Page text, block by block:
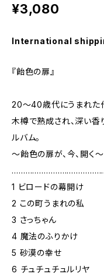
¥3,080
International
『飴色の扉』
20〜40歳代にうまれた
木樽で熟成され、深い香
ルバム。
〜飴色の扉が、今、開く〜
1 ビロードの幕開け
2 この町うまれの私
3 さっちゃん
4 魔法のふりかけ
5 砂漠の幸せ
6 チュチュチュルリヤ